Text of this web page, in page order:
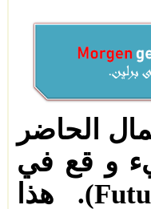
الحاضر
و قع في
). هذا